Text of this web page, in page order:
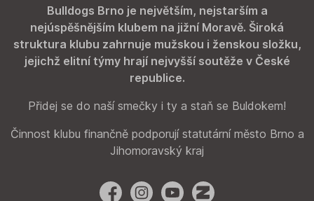
Bulldogs Brno je největším, nejstarším a
nejúspěšnějším klubem na jižní Moravě. Široká
struktura klubu zahrnuje mužskou i ženskou složku,
jejichž elitní týmy hrají nejvyšší soutěže v České
republice.
Přidej se do naší smečky i ty a staň se Buldokem!
Činnost klubu finančně podporují statutární město Brno a
Jihomoravský kraj